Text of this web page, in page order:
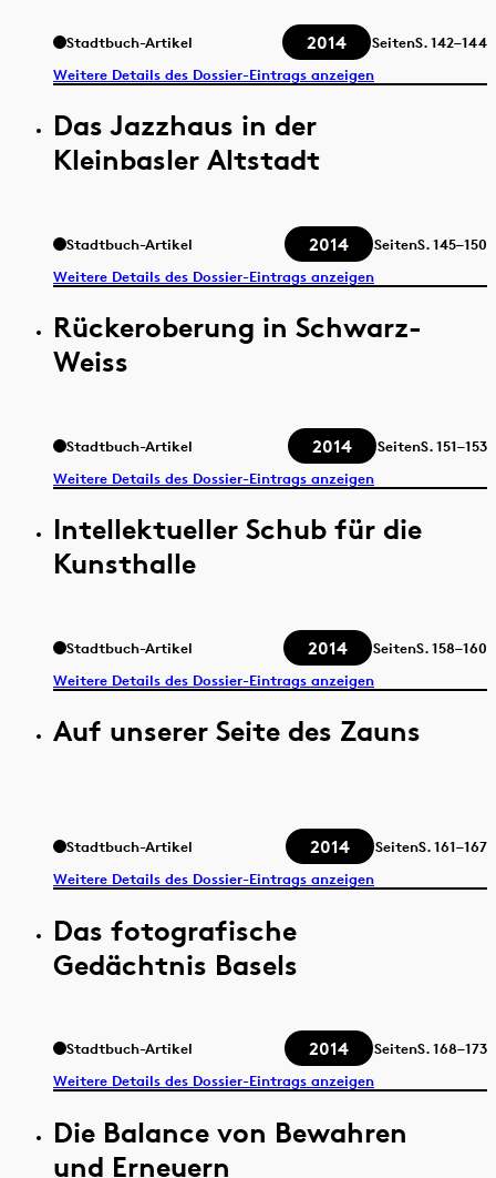
Stadtbuch-Artikel 2014 SeitenS.142–144
Weitere Details des Dossier-Eintrags anzeigen
Das Jazzhaus in der
Kleinbasler Altstadt
Stadtbuch-Artikel 2014 SeitenS.145–150
Weitere Details des Dossier-Eintrags anzeigen
Rückeroberung in Schwarz-
Weiss
Stadtbuch-Artikel 2014 SeitenS.151–153
Weitere Details des Dossier-Eintrags anzeigen
Intellektueller Schub für die
Kunsthalle
Stadtbuch-Artikel 2014 SeitenS.158–160
Weitere Details des Dossier-Eintrags anzeigen
Auf unserer Seite des Zauns
Stadtbuch-Artikel 2014 SeitenS.161–167
Weitere Details des Dossier-Eintrags anzeigen
Das fotografische
Gedächtnis Basels
Stadtbuch-Artikel 2014 SeitenS.168–173
Weitere Details des Dossier-Eintrags anzeigen
Die Balance von Bewahren
und Erneuern